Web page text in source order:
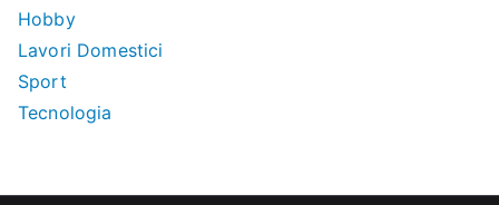
Hobby
Lavori Domestici
Sport
Tecnologia